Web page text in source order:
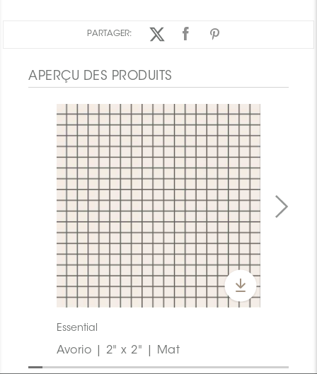
PARTAGER:
APERÇU DES PRODUITS
Essential
Avorio | 2" x 2" | Mat